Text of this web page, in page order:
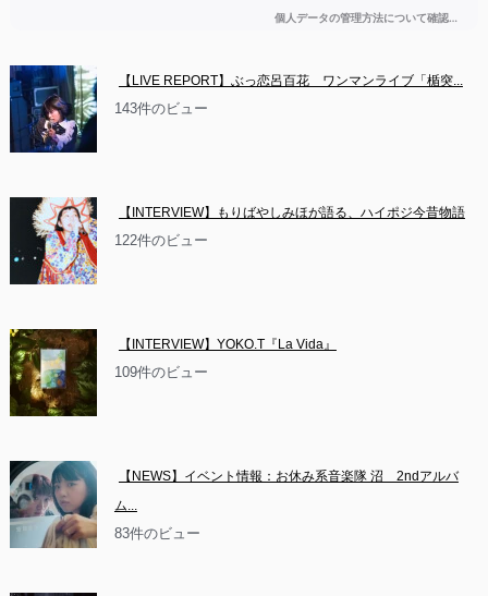
【LIVE REPORT】ぶっ恋呂百花　ワンマンライブ「楯突...
143件のビュー
【INTERVIEW】もりばやしみほが語る、ハイポジ今昔物語
122件のビュー
【INTERVIEW】YOKO.T『La Vida』
109件のビュー
【NEWS】イベント情報：お休み系音楽隊 沼　2ndアルバ
ム...
83件のビュー